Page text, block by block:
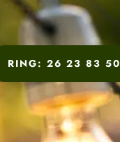
RING: 26 23 83 50